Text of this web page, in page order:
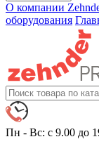
О компании
оборудования
Пн - Вс: с 9.00 до